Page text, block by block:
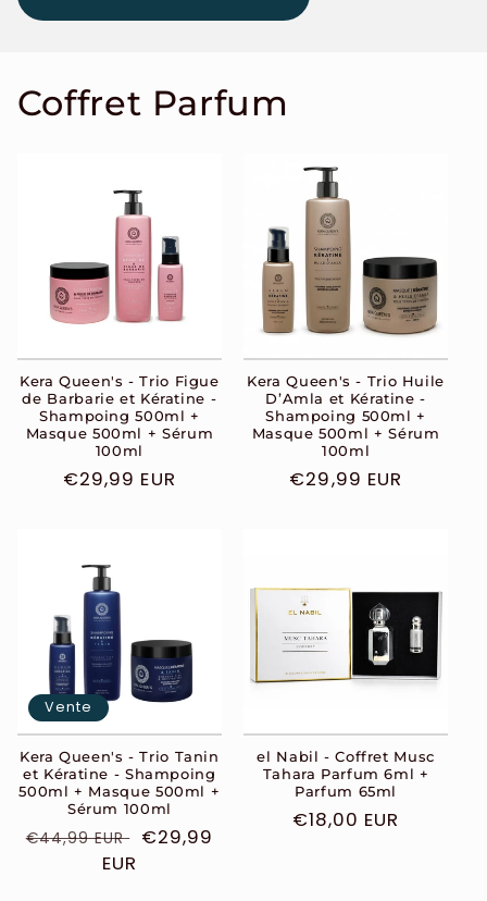
Coffret Parfum
Kera Queen's - Trio Figue
de Barbarie et Kératine -
Shampoing 500ml +
Masque 500ml + Sérum
100ml
Prix
€29,99 EUR
Kera Queen's - Trio Huile
D’Amla et Kératine -
Shampoing 500ml +
Masque 500ml + Sérum
100ml
Prix
€29,99 EUR
Vente
Kera Queen's - Trio Tanin
et Kératine - Shampoing
500ml + Masque 500ml +
Sérum 100ml
Prix
habituel
€44,99 EUR
Prix
€29,99
EUR
el Nabil - Coffret Musc
Tahara Parfum 6ml +
Parfum 65ml
Prix
€18,00 EUR